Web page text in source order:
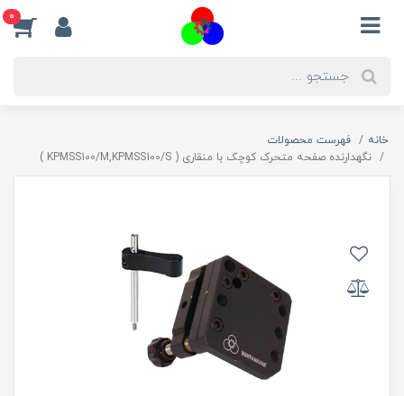
0
خانه
فهرست محصولات
نگهدارنده صفحه متحرک کوچک با منقاری ( KPMSS100/M,KPMSS100/S )